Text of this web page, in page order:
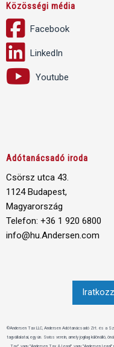
Közösségi média
Facebook
LinkedIn
Youtube
Adótanácsadó iroda
Csörsz utca 43.
1124 Budapest,
Magyarország
Telefon: +36 1 920 6800
info@hu.Andersen.com
©Andersen Tax LLC, Andersen Adótanácsadó Zrt. és a
tagvállalatai, egy ún. Swiss verein, amely jogilag különálló,